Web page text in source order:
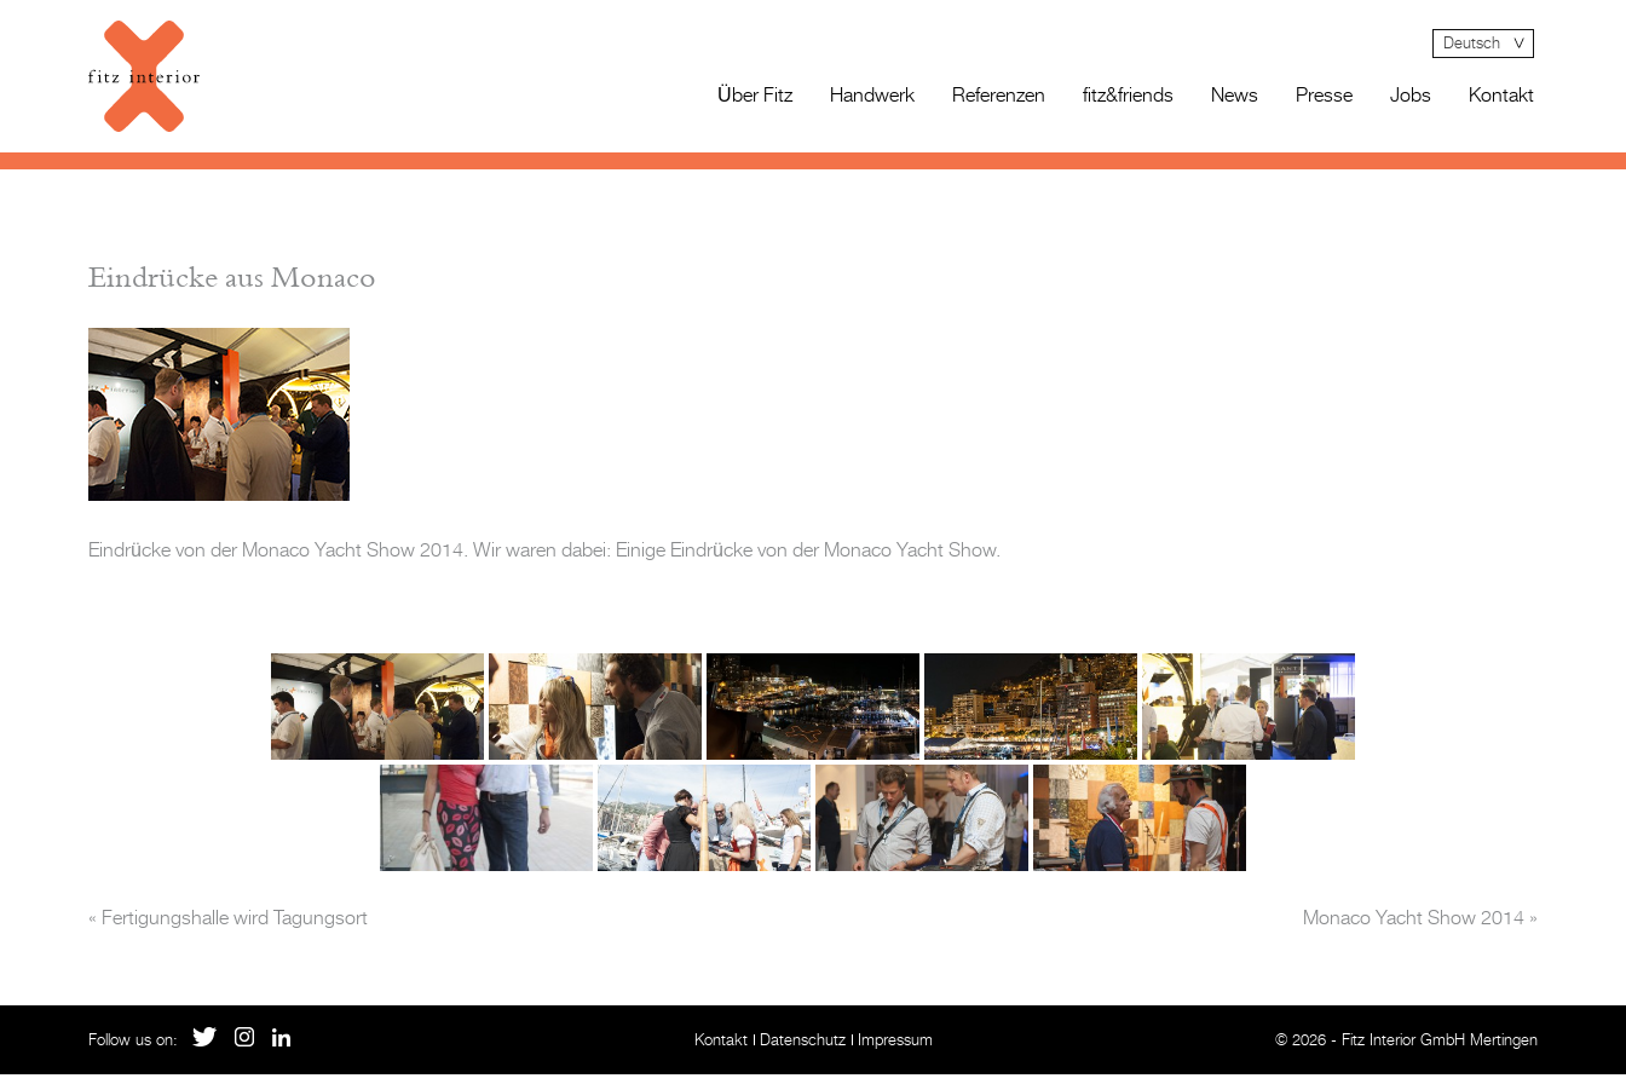
Deutsch
Über Fitz Handwerk Referenzen fitz&friends News Presse Jobs Kontakt
Eindrücke aus Monaco
Eindrücke von der Monaco Yacht Show 2014. Wir waren dabei: Einige Eindrücke von der Monaco Yacht Show.
Monaco Yacht Show 2014 »
« Fertigungshalle wird Tagungsort
Follow us on: Kontakt Datenschutz Impressum © 2026 - Fitz Interior GmbH Mertingen